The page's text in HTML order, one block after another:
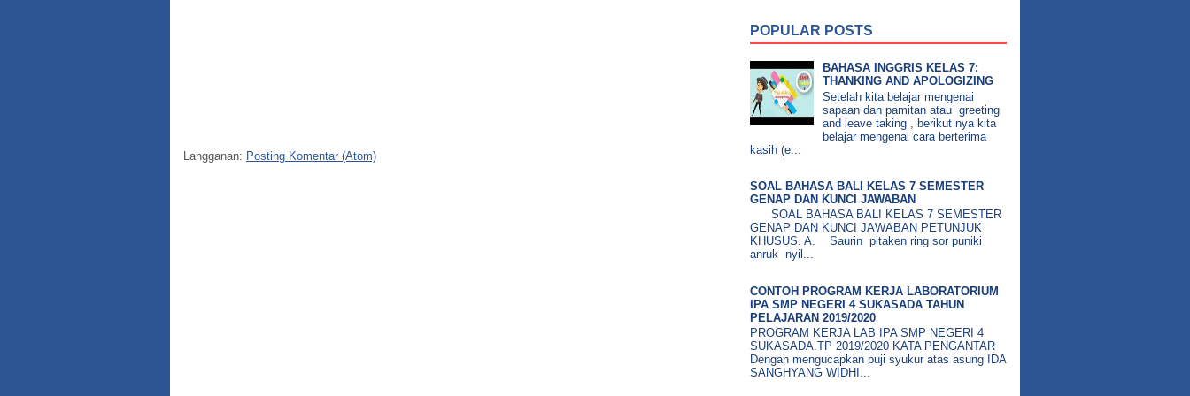
Langganan: Posting Komentar (Atom)
POPULAR POSTS
BAHASA INGGRIS KELAS 7:
THANKING AND APOLOGIZING
Setelah kita belajar mengenai
sapaan dan pamitan atau greeting
and leave taking , berikut nya kita
belajar mengenai cara berterima
kasih (e...
SOAL BAHASA BALI KELAS 7 SEMESTER
GENAP DAN KUNCI JAWABAN
SOAL BAHASA BALI KELAS 7 SEMESTER
GENAP DAN KUNCI JAWABAN PETUNJUK
KHUSUS. A. Saurin pitaken ring sor puniki
anruk nyil...
CONTOH PROGRAM KERJA LABORATORIUM
IPA SMP NEGERI 4 SUKASADA TAHUN
PELAJARAN 2019/2020
PROGRAM KERJA LAB IPA SMP NEGERI 4
SUKASADA.TP 2019/2020 KATA PENGANTAR
Dengan mengucapkan puji syukur atas asung IDA
SANGHYANG WIDHI...